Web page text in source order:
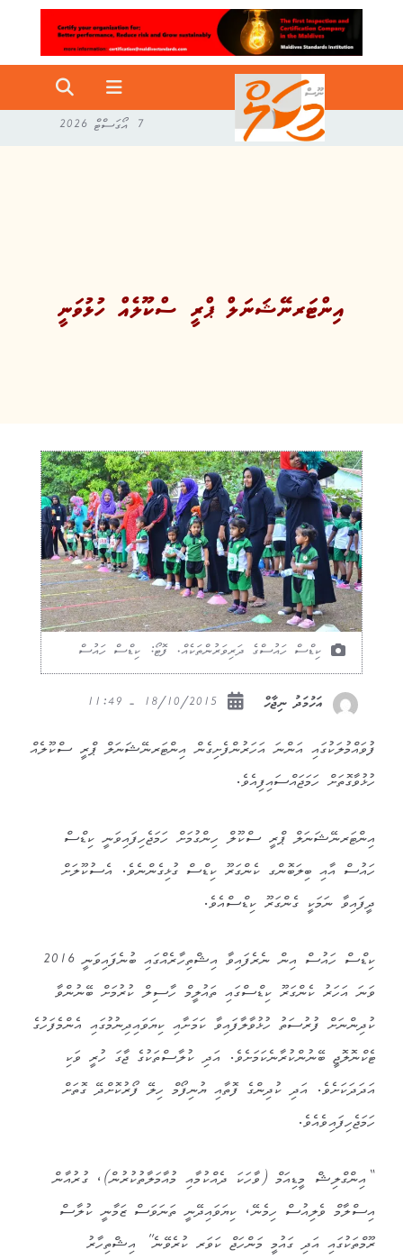
7 އޯގަސްޓް 2026
އިންޓަރނޭޝަނަލް ޕްރީ ސްކޫލެއް ހުޅުވަނީ
ކިޑްސް ހައުސްގެ ދަރިވަރުންތަކެއް. ފޮޓޯ: ކިޑްސް ހައުސް
އަހުމަދު ނިޖާހް
ފުވައްމުލަކުގައި އަންނަ އަހަރުންފެށިގެން އިންޓަރނޭޝަނަލް ޕްރީ ސްކޫލެއް
ހުޅުވާގޮތަށް ހަމަޖައްސައިފިއެވެ.
އިންޓަރނޭޝަނަލް ޕްރީ ސްކޫލް ހިންގުމަށް ހަމަޖެހިފައިވަނީ ކިޑްސް
ހައުސް އާއި ބިލަބޮންގ ކެންގަރޫ ކިޑްސް ގުޅިގެންނެވެ. އެސުކޫލަށް
ދީފައިވާ ނަމަކީ ގެންގަރޫ ކިޑްސްއެވެ.
ކިޑްސް ހައުސް އިން ނެރެފައިވާ އިޝްތިހާރެއްގައި ބުނެފައިވަނީ 2016
ވަނަ އަހަރު ކެންގަރޫ ކިޑްސްގައި ތައުލީމް ހާސިލް ކުރުމަށް ބޭނުންވާ
ކުދިންނަށް ފުރުސަތު ހުޅުވާލާފައިވާ ކަމަށާއި ކިޔަވައިދިނުމުގައި އެންމެފަހުގެ
ޓެކްނޮލޮޖީ ބޭނުންކުރާނެކަމަށެވެ. އަދި ކުލާސްތަކުގެ ޖާގަ ހުރީ ވަކި
އަދަދަކަށެވެ. އަދި ކުދިންގެ ފޮތާއި ޔުނިފޯމް ހިލޭ ފޯރުކޮށްދޭ ގޮތަށް
ހަމަޖެހިފައިވެއެވެ.
“އިންގްލިޝް މީޑިއަމް (ވާހަކަ ދެއްކުމާއި މުއާމަލާތުކުރުން)، ގުރުއާން
އިސްލާމް ވެލިއުސް ހިމެނޭ، ކިޔަވައިދޭނީ ތަނަވަސް ޒަމާނީ ކުލާސް
ރޫމްތަކުގައި އަދި ގައުމީ މަންހަޖް ކަވަރ ކުރެވޭނެ” އިޝްތިހާރު